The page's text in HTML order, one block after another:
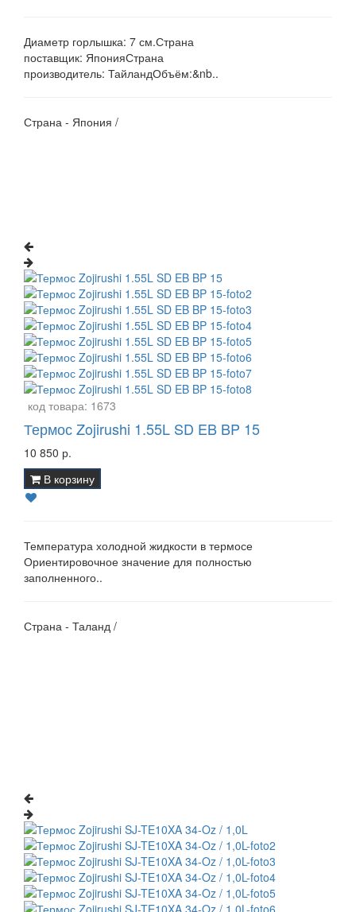
Диаметр горлышка: 7 см.Страна
поставщик: ЯпонияСтрана
производитель: ТайландОбъём:&nb..
Страна - Япония /
код товара: 1673
Термос Zojirushi 1.55L SD EB BP 15
10 850 р.
В корзину
Температура холодной жидкости в термосе
Ориентировочное значение для полностью
заполненного..
Страна - Таланд /